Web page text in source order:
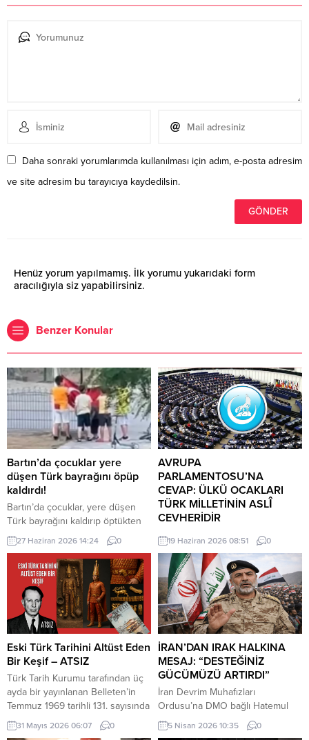
Daha sonraki yorumlarımda kullanılması için adım, e-posta adresim
ve site adresim bu tarayıcıya kaydedilsin.
Henüz yorum yapılmamış. İlk yorumu yukarıdaki form
aracılığıyla siz yapabilirsiniz.
Benzer Konular
Bartın’da çocuklar yere
düşen Türk bayrağını öpüp
kaldırdı!
Bartın’da çocuklar, yere düşen
Türk bayrağını kaldırıp öptükten
sonra gelen itfaiye ekiplerinin de
yardımıyla göndere çekti. O anlar
cep telefonu kamerası tarafından
kaydedildi. Yerden kaldırıp öptüler
Kemerköprü Mahallesi’nde dün
akşam saatlerinde Cumhuriyet
Parkı içerisindeki direkte bulunan
Türk bayrağı rüzgar nedeniyle
ipinin kopmasıyla yere düştü. Bu
sırada parkta oynayan çocuklar
yere...
27 Haziran 2026 14:24 0
AVRUPA
PARLAMENTOSU’NA
CEVAP: ÜLKÜ OCAKLARI
TÜRK MİLLETİNİN ASLÎ
CEVHERİDİR
MHP milletvekili Prof. Dr. İlyas
Topsakal AB parlamentosuna
cevap verdi: Avrupa
Parlamentosu tarafından 17
Haziran 2026 tarihinde kabul
edilen Türkiye Raporu, teknik bir
ilerleme belgesi olmaktan ziyade,
Türkiye-AB ilişkilerinin gerilimli fay
hatlarını derinleştiren ve
Ankara’nın stratejik özerkliğini
hedef alan bir siyasi pozisyon
belgesi niteliğindedir. Raporun
içeriği, Türkiye’nin iç siyasi
19 Haziran 2026 08:51 0
Eski Türk Tarihini Altüst Eden
Bir Keşif – ATSIZ
Türk Tarih Kurumu tarafından üç
ayda bir yayınlanan Belleten’in
Temmuz 1969 tarihli 131. sayısında
(427. sayfada) «Milâttan Önce IV.
Yüzyıla Ait Türkçe Yazıtlar
31 Mayıs 2026 06:07 0
İRAN’DAN IRAK HALKINA
MESAJ: “DESTEĞİNİZ
GÜCÜMÜZÜ ARTIRDI”
İran Devrim Muhafızları
Ordusu’na DMO bağlı Hatemul
Enbiya Merkez Karargahı
Sözcüsü İbrahim Zülfikari,
5 Nisan 2026 10:35 0